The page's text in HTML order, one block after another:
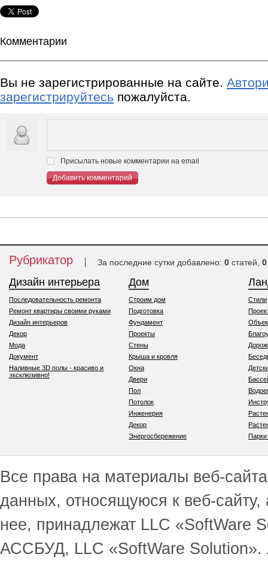
Комментарии
Вы не зарегистрированные на сайте.
зарегистрируйтесь пожалуйста.
Присылать новые комментарии на email
Добавить комментарий
Рубрикатор За последние сутки добавлено: 0 статей, 0
Дизайн интерьера
Последовательность ремонта
Ремонт квартиры своими руками
Дизайн интерьеров
Декор
Мода
Документ
Наливные 3D полы - красиво и
эксклюзивно!
Дом
Строим дом
Подготовка
Фундамент
Проекты
Стены
Крыша и кровля
Окна
Двери
Пол
Потолок
Инженерия
Декор
Энергосбережение
Стили
Все права на материалы веб-
данных, относящуюся к веб-
нее, принадлежат LLC
АССБУД, LLC «SoftWare Solution».